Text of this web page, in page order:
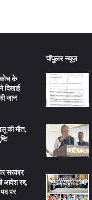
के
दिखाई
जान
की मौत,
सरकार
आदेश रद्द,
पद पर
पॉपुलर न्यूज़